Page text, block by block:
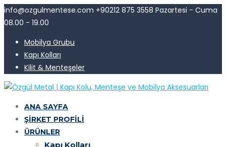
info@ozgulmentese.com +90212 875 3558 Pazartesi - Cuma
08.00 - 19.00
Mobilya Grubu
Kapı Kolları
Kilit & Menteşeler
ANA SAYFA
ŞIRKET PROFILI
ÜRÜNLER
Kapı Kolları